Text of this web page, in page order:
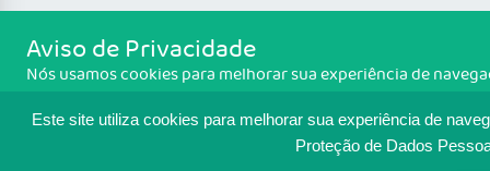
Este site utiliza cookies para melhorar sua experiência de
Proteção de Dados
Aviso de Privacidade
Nós usamos cookies para melhorar sua experiência de
acessePolítica de cookies. Se você concorda, clique em